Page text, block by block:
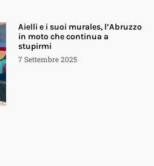
Aielli e i suoi murales, l’Abruzzo
in moto che continua a
stupirmi
7 Settembre 2025